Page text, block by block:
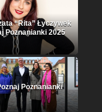
“Rita” Łyczywek
Poznanianki 2025
Poznanianki